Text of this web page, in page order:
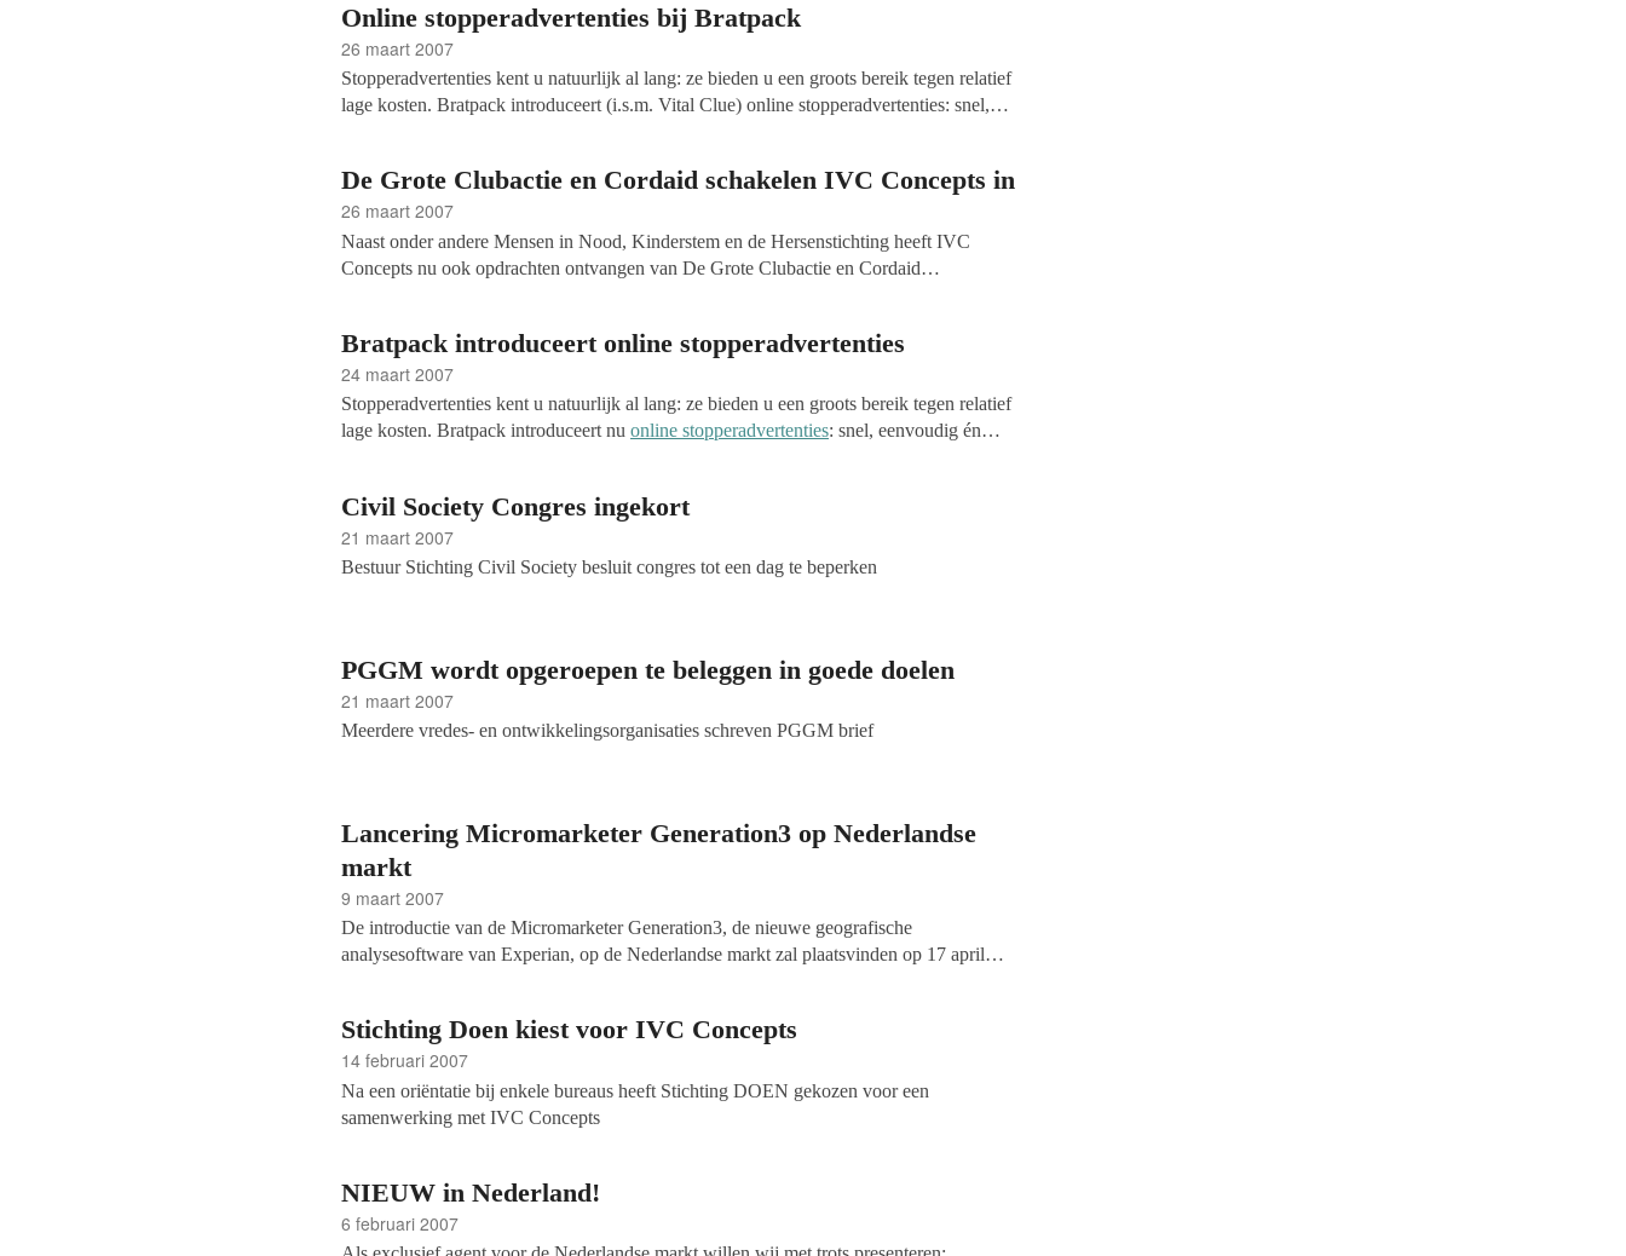
Vransen en Delphi willen met hun samenwerking bereiken dat nog meer goede doelen
op een effectieve en goedkope manier publiciteit genereren. Ramses Man, directeur van
Delphi: "Ik ben heel blij met deze samenwerking, waarbij we nog meer goede doelen
van dienst kunnen zijn, met nog meer publicitair resultaat."
Online stopperadvertenties bij Bratpack
26 maart 2007
Stopperadvertenties kent u natuurlijk al lang: ze bieden u een groots bereik tegen relatief
lage kosten. Bratpack introduceert (i.s.m. Vital Clue) online stopperadvertenties: snel,
De Grote Clubactie en Cordaid schakelen IVC Concepts in
26 maart 2007
Naast onder andere Mensen in Nood, Kinderstem en de Hersenstichting heeft IVC
Concepts nu ook opdrachten ontvangen van De Grote Clubactie en Cordaid
Bratpack introduceert online stopperadvertenties
24 maart 2007
Stopperadvertenties kent u natuurlijk al lang: ze bieden u een groots bereik tegen relatief
lage kosten. Bratpack introduceert nu online stopperadvertenties: snel, eenvoudig én
voordeliger in dan bij uw reclame- of mediabureau!
Civil Society Congres ingekort
21 maart 2007
Bestuur Stichting Civil Society besluit congres tot een dag te beperken
PGGM wordt opgeroepen te beleggen in goede doelen
21 maart 2007
Meerdere vredes- en ontwikkelingsorganisaties schreven PGGM brief
Lancering Micromarketer Generation3 op Nederlandse
markt
9 maart 2007
De introductie van de Micromarketer Generation3, de nieuwe geografische
analysesoftware van Experian, op de Nederlandse markt zal plaatsvinden op 17 april
Stichting Doen kiest voor IVC Concepts
14 februari 2007
Na een oriëntatie bij enkele bureaus heeft Stichting DOEN gekozen voor een
samenwerking met IVC Concepts
NIEUW in Nederland!
6 februari 2007